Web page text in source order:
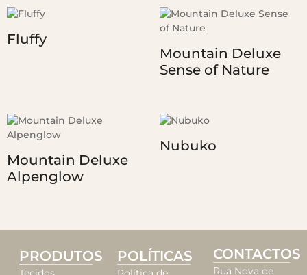
Fluffy
Mountain Deluxe
Sense of Nature
Mountain Deluxe
Alpenglow
Nubuko
PRODUTOS POLÍTICAS CONTACTOS
Rua Nova de